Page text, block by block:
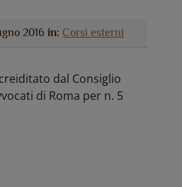
2016in: Corsi esterni
dal Consiglio
di Roma per n. 5